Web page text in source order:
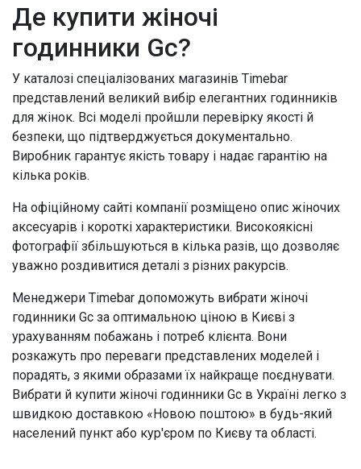
Де купити жіночі
годинники Gc?
У каталозі спеціалізованих магазинів Timebar
представлений великий вибір елегантних годинників
для жінок. Всі моделі пройшли перевірку якості й
безпеки, що підтверджується документально.
Виробник гарантує якість товару і надає гарантію на
кілька років.
На офіційному сайті компанії розміщено опис жіночих
аксесуарів і короткі характеристики. Високоякісні
фотографії збільшуються в кілька разів, що дозволяє
уважно роздивитися деталі з різних ракурсів.
Менеджери Timebar допоможуть вибрати жіночі
годинники Gc за оптимальною ціною в Києві з
урахуванням побажань і потреб клієнта. Вони
розкажуть про переваги представлених моделей і
порадять, з якими образами їх найкраще поєднувати.
Вибрати й купити жіночі годинники Gc в Україні легко з
швидкою доставкою «Новою поштою» в будь-який
населений пункт або кур'єром по Києву та області.